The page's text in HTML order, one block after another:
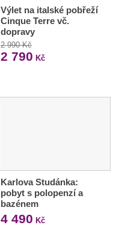
Výlet na italské pobřeží
Cinque Terre vč.
dopravy
2 990 Kč
2 790 Kč
Karlova Studánka:
pobyt s polopenzí a
bazénem
4 490 Kč